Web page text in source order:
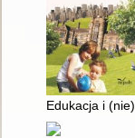
Edukacja i